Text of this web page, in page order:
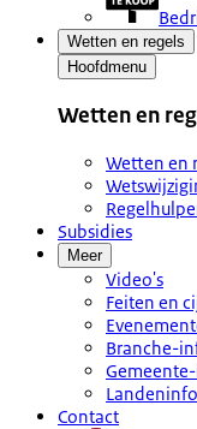
Wetten en regels
Hoofdmenu
Wetten en
Wetten en
Subsidies
Meer
Video's
Feiten en
Branche-
Contact